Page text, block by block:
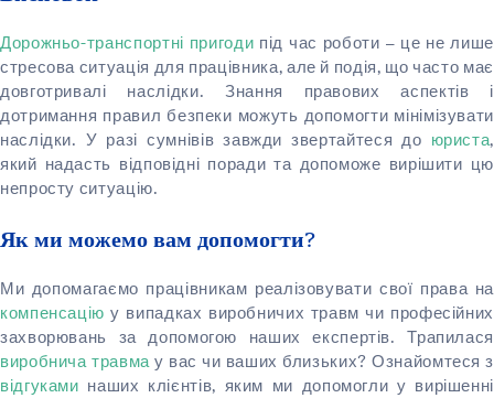
Дорожньо-транспортні пригоди під час роботи – це не лише
стресова ситуація для працівника, але й подія, що часто має
довготривалі наслідки. Знання правових аспектів і
дотримання правил безпеки можуть допомогти мінімізувати
наслідки. У разі сумнівів завжди звертайтеся до юриста,
який надасть відповідні поради та допоможе вирішити цю
непросту ситуацію.
Як ми можемо вам допомогти?
Ми допомагаємо працівникам реалізовувати свої права на
компенсацію у випадках виробничих травм чи професійних
захворювань за допомогою наших експертів. Трапилася
виробнича травмау вас чи ваших близьких? Ознайомтеся з
відгуками наших клієнтів, яким ми допомогли у вирішенні